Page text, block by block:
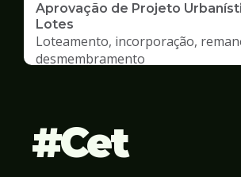
Aprovação de Projeto
Lotes
Loteamento, incorporação,
desmembramento
Cet